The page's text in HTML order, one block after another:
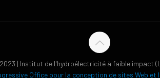
| Institut de l'hydroélectricité à faible impact
Office pour la conception de sites Web et